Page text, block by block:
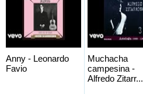
Anny - Leonardo
Favio
Muchacha
campesina -
Alfredo Zitarr...